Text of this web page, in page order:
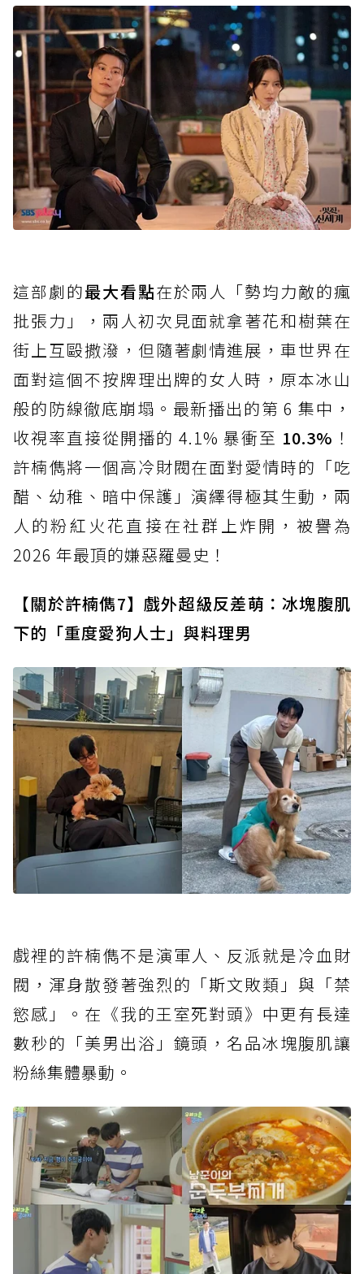
這部劇的最大看點在於兩人「勢均力敵的瘋
批張力」，兩人初次見面就拿著花和樹葉在
街上互毆撒潑，但隨著劇情進展，車世界在
面對這個不按牌理出牌的女人時，原本冰山
般的防線徹底崩塌。最新播出的第 6 集中，
收視率直接從開播的 4.1% 暴衝至 10.3% ！
許楠儁將一個高冷財閥在面對愛情時的「吃
醋、幼稚、暗中保護」演繹得極其生動，兩
人的粉紅火花直接在社群上炸開，被譽為
2026 年最頂的嫌惡羅曼史！
【關於許楠儁7】戲外超級反差萌：冰塊腹肌
下的「重度愛狗人士」與料理男
戲裡的許楠儁不是演軍人、反派就是冷血財
閥，渾身散發著強烈的「斯文敗類」與「禁
慾感」。在《我的王室死對頭》中更有長達
數秒的「美男出浴」鏡頭，名品冰塊腹肌讓
粉絲集體暴動。